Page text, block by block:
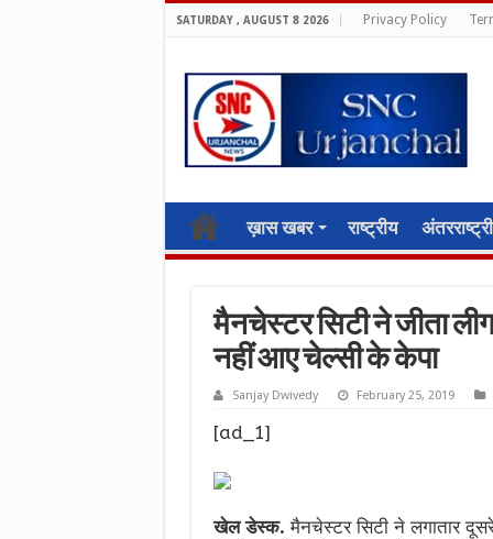
SATURDAY , AUGUST 8 2026 Privacy Policy
ख़ास खबर राष्ट्रीय
मैनचेस्टर सिटी ने जीता
नहीं आए चेल्सी के केपा
Sanjay Dwivedy February 25, 2019
[ad_1]
खेल डेस्क. मैनचेस्टर सिटी ने लगातार